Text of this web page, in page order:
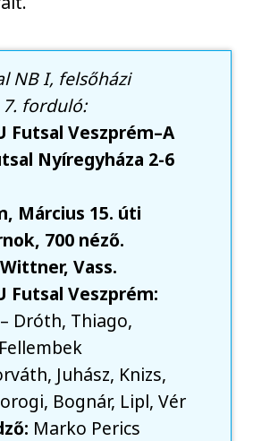
NB I, felsőházi
7. forduló:
Futsal Veszprém–A
Nyíregyháza 2-6
Március 15. úti
700 néző.
Vass.
Futsal Veszprém:
Dróth, Thiago,
Juhász, Knizs,
Bognár, Lipl, Vér
Marko Perics